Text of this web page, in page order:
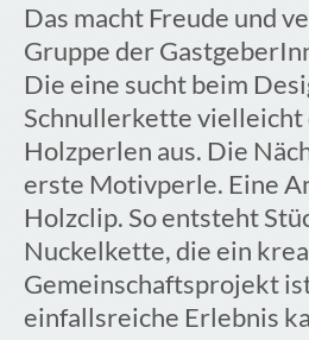
Das macht Freude und
Gruppe der
Die eine sucht beim
Schnullerkette vielleicht
Holzperlen aus. Die
erste Motivperle. Eine
Holzclip. So entsteht
Nuckelkette, die ein
Gemeinschaftsprojekt
einfallsreiche Erlebnis